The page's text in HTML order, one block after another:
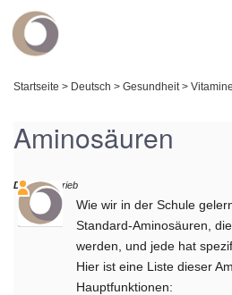
Startseite > Deutsch > Gesundheit > Vitamine
Aminosäuren
Daniel schrieb
Wie wir in der Schule
Standard-Aminosäuren,
werden, und jede hat
Hier ist eine Liste dieser
Hauptfunktionen: